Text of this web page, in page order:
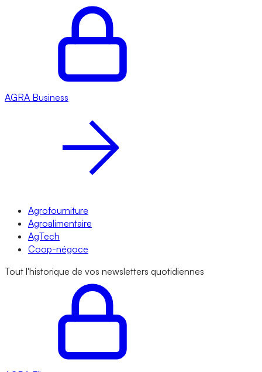
AGRA Business
Agrofourniture
Agroalimentaire
AgTech
Coop-négoce
Tout l'historique de vos newsletters quotidiennes